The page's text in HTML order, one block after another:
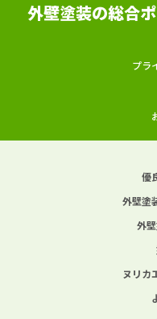
外壁塗装の総合
プラ
優
外壁塗
外
ヌリカ